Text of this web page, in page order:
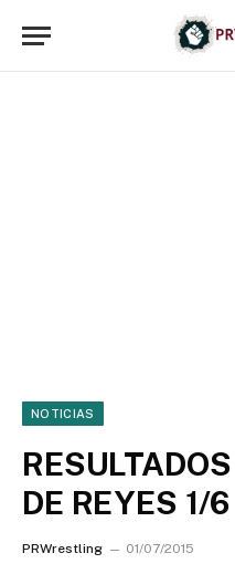
NOTICIAS
DE REYES 1/6
PRWrestling 01/07/2015